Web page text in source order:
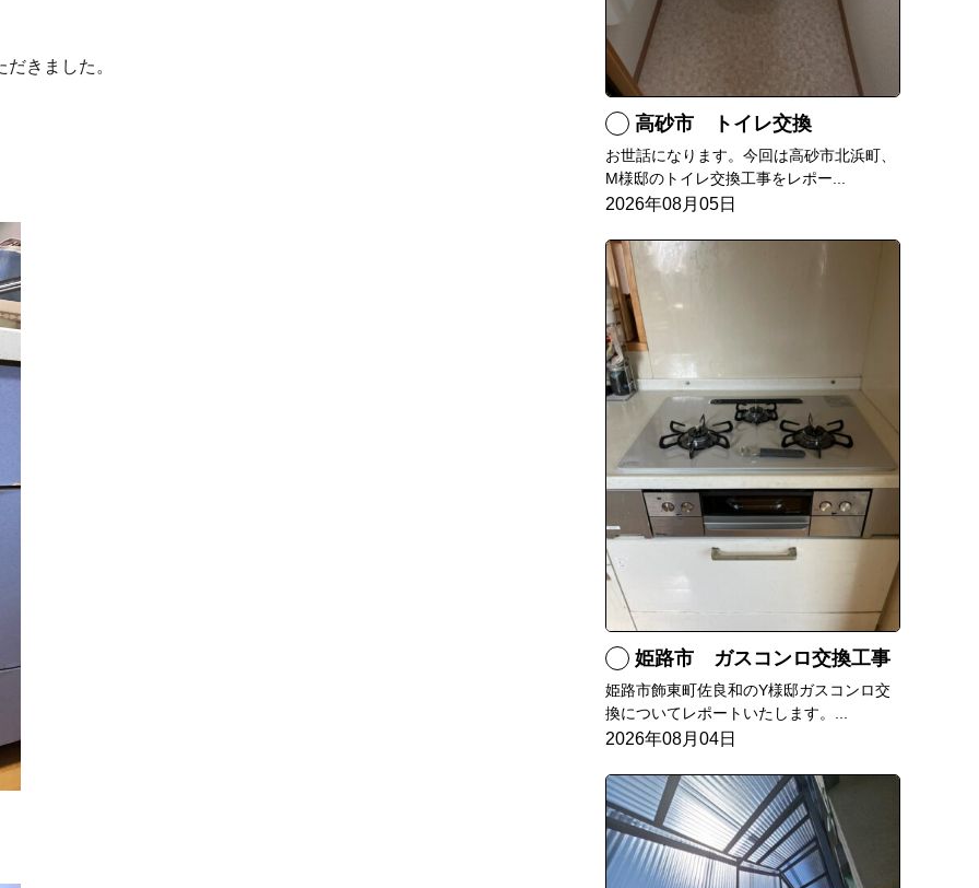
きました。
高砂市 トイレ交換
お世話になります。今回は高砂市北浜町、
M様邸のトイレ交換工事をレポー...
2026年08月05日
姫路市 ガスコンロ交換工事
姫路市飾東町佐良和のY様邸ガスコンロ交
換についてレポートいたします。...
2026年08月04日